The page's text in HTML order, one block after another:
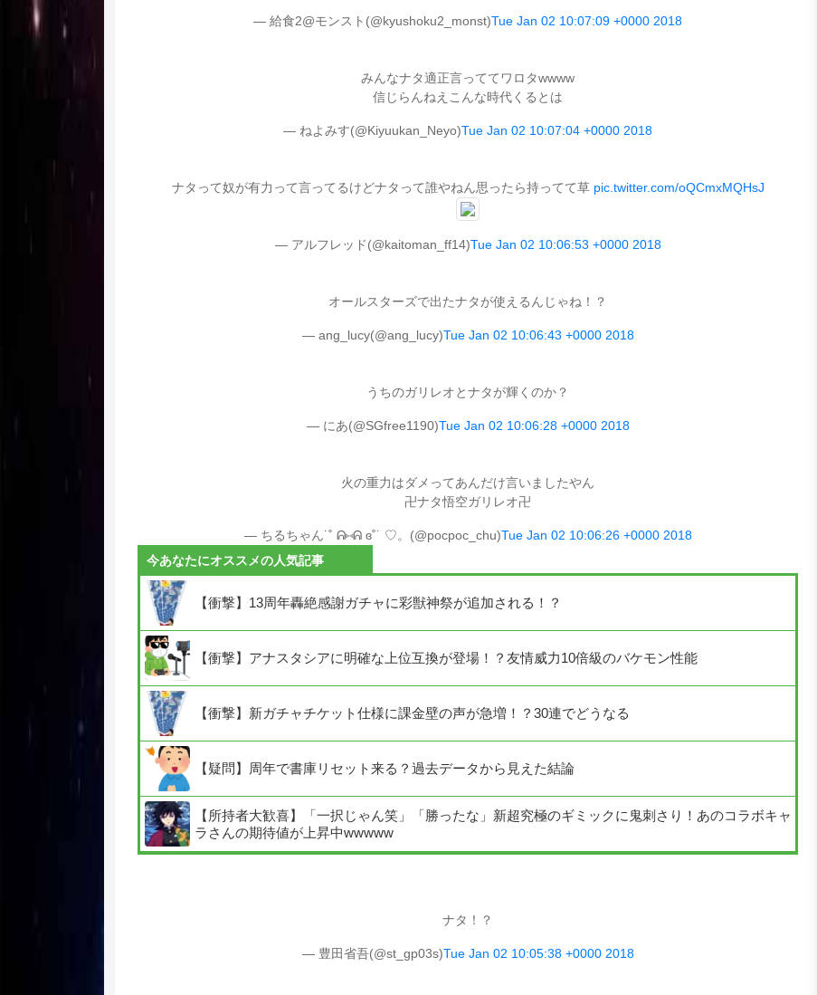
— 給食2@モンスト(@kyushoku2_monst)Tue Jan 02 10:07:09 +0000 2018
みんなナタ適正言っててワロタwwww
信じらんねえこんな時代くるとは
— ねよみす(@Kiyuukan_Neyo)Tue Jan 02 10:07:04 +0000 2018
ナタって奴が有力って言ってるけどナタって誰やねん思ったら持ってて草 pic.twitter.com/oQCmxMQHsJ
— アルフレッド(@kaitoman_ff14)Tue Jan 02 10:06:53 +0000 2018
オールスターズで出たナタが使えるんじゃね！？
— ang_lucy(@ang_lucy)Tue Jan 02 10:06:43 +0000 2018
うちのガリレオとナタが輝くのか？
— にあ(@SGfree1190)Tue Jan 02 10:06:28 +0000 2018
火の重力はダメってあんだけ言いましたやん
卍ナタ悟空ガリレオ卍
— ちるちゃん˙˚ ᕱ⑅ᕱ ɞ˚˙ ♡。(@pocpoc_chu)Tue Jan 02 10:06:26 +0000 2018
今あなたにオススメの人気記事
【衝撃】13周年轟絶感謝ガチャに彩獣神祭が追加される！？
【衝撃】アナスタシアに明確な上位互換が登場！？友情威力10倍級のバケモン性能
【衝撃】新ガチャチケット仕様に課金壁の声が急増！？30連でどうなる
【疑問】周年で書庫リセット来る？過去データから見えた結論
【所持者大歓喜】「一択じゃん笑」「勝ったな」新超究極のギミックに鬼刺さり！あのコラボキャ
ラさんの期待値が上昇中wwwww
ナタ！？
— 豊田省吾(@st_gp03s)Tue Jan 02 10:05:38 +0000 2018